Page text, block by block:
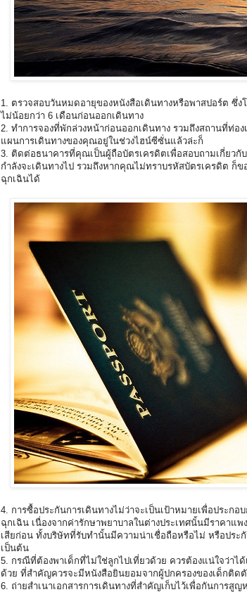
1. ตรวจสอบวันหมดอายุของหนังสือเดินทางหรือพาสปอร์ต ซึ่
ไม่น้อยกว่า 6 เดือนก่อนออกเดินทาง
2. ทำการจองที่พักล่วงหน้าก่อนออกเดินทาง รวมถึงสถานที่ท่อ
แผนการเดินทางของคุณอยู่ในช่วงไฮน์ซีซั่นแล้วล่ะก็
3. ติดต่อธนาคารที่คุณเป็นผู้ถือบัตรเครดิตเพื่อสอบถามเกี่ยว
กำลังจะเดินทางไป รวมถึงหากคุณไม่ทราบรหัสบัตรเครดิต ก็
ฉุกเฉินได้
4. การซื้อประกันการเดินทางไม่ว่าจะเป็นเป้าหมายเพื่อประก
ฉุกเฉิน เนื่องจากค่ารักษาพยาบาลในต่างประเทศนั้นมีราคาแ
เสียก่อน ทั้งบริษัทที่รับทำนั้นมีความน่าเชื่อถือหรือไม่ หรือประ
เป็นต้น
5. กรณีที่ต้องพาเด็กที่ไม่ใช่ลูกไปเที่ยวด้วย ควรต้องแน่ใจว่าไ
ด้วย ที่สำคัญควรจะมีหนังสือยินยอมจากผู้ปกครองของเด็กติด
6. ถ่ายสำเนาเอกสารการเดินทางที่สำคัญเก็บไว้เพื่อกันการสู